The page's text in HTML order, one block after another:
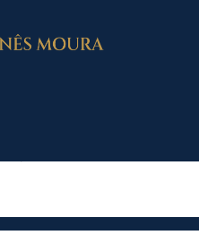
#3 – À